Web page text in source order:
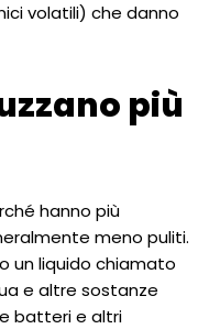
volatili) che danno
più
hanno più
meno puliti.
un liquido chiamato
e altre sostanze
batteri e altri